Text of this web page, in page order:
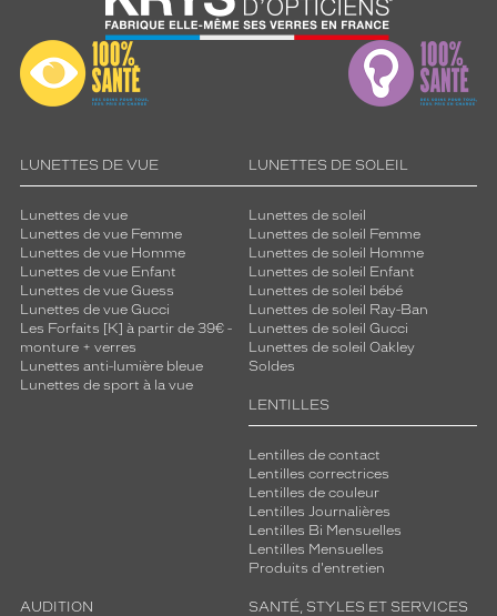
LUNETTES DE VUE
Lunettes de vue
Lunettes de vue Femme
Lunettes de vue Homme
Lunettes de vue Enfant
Lunettes de vue Guess
Lunettes de vue Gucci
Les Forfaits [K] à partir de 39€ -
monture + verres
Lunettes anti-lumière bleue
Lunettes de sport à la vue
LUNETTES DE SOLEIL
Lunettes de soleil
Lunettes de soleil Femme
Lunettes de soleil Homme
Lunettes de soleil Enfant
Lunettes de soleil bébé
Lunettes de soleil Ray-Ban
Lunettes de soleil Gucci
Lunettes de soleil Oakley
Soldes
LENTILLES
Lentilles de contact
Lentilles correctrices
Lentilles de couleur
Lentilles Journalières
Lentilles Bi Mensuelles
Lentilles Mensuelles
Produits d'entretien
AUDITION SANTÉ, STYLES ET SERVICES